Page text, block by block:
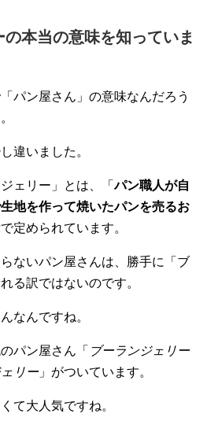
本当の意味を知っていま
パン屋さん」の意味なんだろう
違いました。
ェリー」とは、「パン職人が自
地を作って焼いたパンを売るお
定められています。
ないパン屋さんは、勝手に「ブ
る訳ではないのです。
なんですね。
パン屋さん「 ブーランジェリー
リー」がついています。
て大人気ですね。